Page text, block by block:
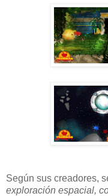
Según sus creadores,
exploración espacial,